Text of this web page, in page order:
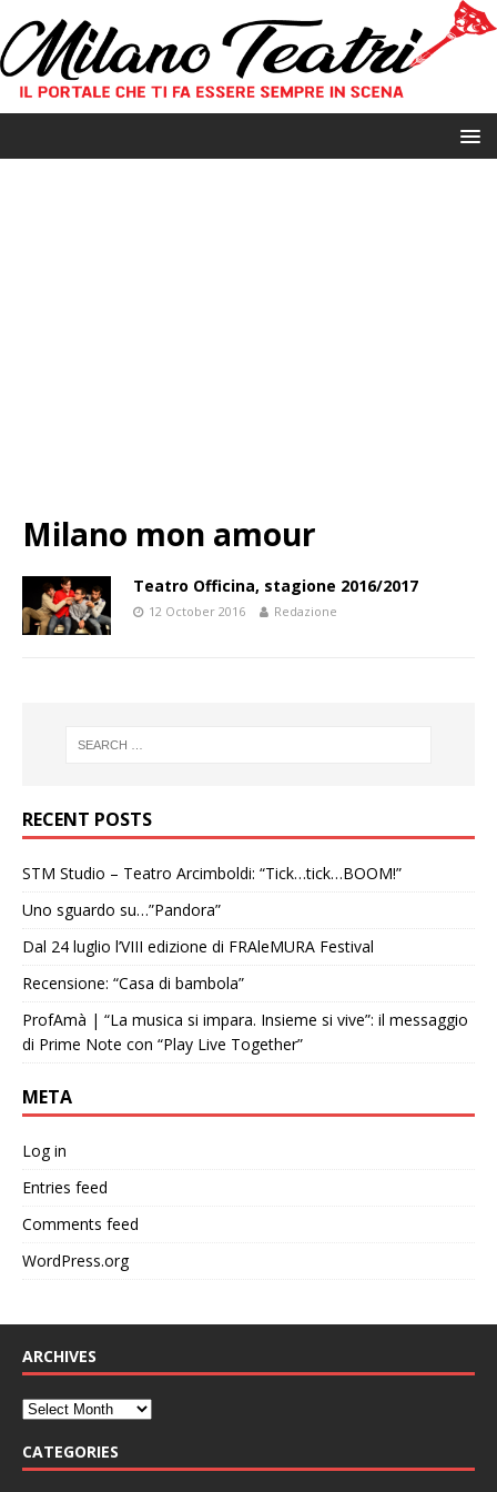
Milano mon amour
Teatro Officina, stagione 2016/2017
12 October 2016 Redazione
RECENT POSTS
STM Studio – Teatro Arcimboldi: “Tick…tick…BOOM!”
Uno sguardo su…”Pandora”
Dal 24 luglio l’VIII edizione di FRAleMURA Festival
Recensione: “Casa di bambola”
ProfAmà | “La musica si impara. Insieme si vive”: il messaggio
di Prime Note con “Play Live Together”
META
Log in
Entries feed
Comments feed
WordPress.org
ARCHIVES
CATEGORIES